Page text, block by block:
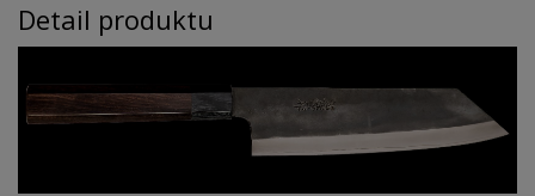
Detail produktu